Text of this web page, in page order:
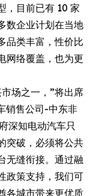
，目前已有 10 家
数企业计划在当地
品类丰富，性价比
网络覆盖，也为更
场之一，”将出席
销售公司-中东非
深知电动汽车只
突破，必须将公共
无缝衔接。通过融
政策支持，我们可
各城市带来更优质